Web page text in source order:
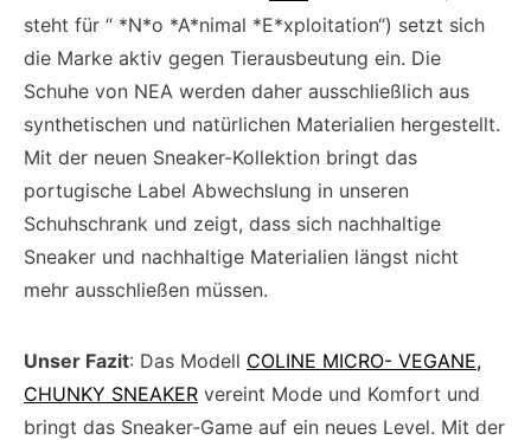
steht für “ *N*o *A*nimal *E*xploitation“) setzt sich
die Marke aktiv gegen Tierausbeutung ein. Die
Schuhe von NEA werden daher ausschließlich aus
synthetischen und natürlichen Materialien hergestellt.
Mit der neuen Sneaker-Kollektion bringt das
portugische Label Abwechslung in unseren
Schuhschrank und zeigt, dass sich nachhaltige
Sneaker und nachhaltige Materialien längst nicht
mehr ausschließen müssen.
Unser Fazit: Das Modell COLINE MICRO- VEGANE,
CHUNKY SNEAKER vereint Mode und Komfort und
bringt das Sneaker-Game auf ein neues Level. Mit der